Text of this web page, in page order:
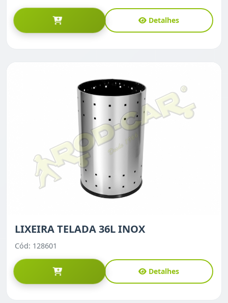
Detalhes
LIXEIRA TELADA 36L INOX
Cód: 128601
Detalhes